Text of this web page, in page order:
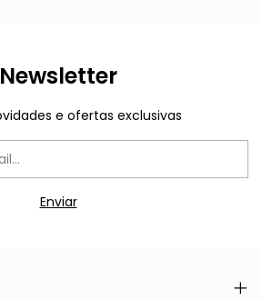
Newsletter
e ofertas exclusivas